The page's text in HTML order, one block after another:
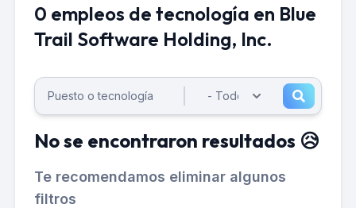
0 empleos de tecnología en Blue
Trail Software Holding, Inc.
No se encontraron resultados 😥
Te recomendamos eliminar algunos
filtros